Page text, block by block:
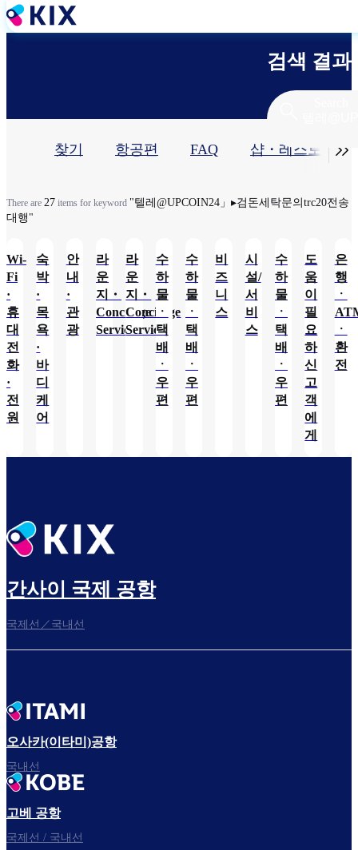
주
요
검색 결과
탭
찾기 항공편 FAQ 샵・레스토랑​ 
There are 27 items for keyword "텔레@UPCOIN24」▸검돈세탁문의trc20전송
대행"
Wi-
Fi
·
휴
대
전
화
·
전
원
숙
박
·
목
욕
·
바
디
케
어
안
내
·
관
광
라
운
지・
Concierge
Service
라
운
지・
Concierge
Service
수
하
물
ㆍ
택
배
ㆍ
우
편
수
하
물
ㆍ
택
배
ㆍ
우
편
비
즈
니
스
시
설/
서
비
스
수
하
물
ㆍ
택
배
ㆍ
우
편
도
움
이
필
요
하
신
고
객
에
게
은
행
ㆍ
ㆍ
환
전
간사이 국제 공항
국제선／국내선
오사카(이타미)공항
국내선
고베 공항
국제선 / 국내선